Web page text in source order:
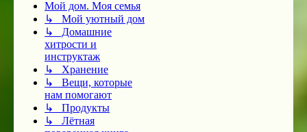
Мой дом. Моя семья
↳ Мой уютный дом
↳ Домашние
хитрости и
инструктаж
↳ Хранение
↳ Вещи, которые
нам помогают
↳ Продукты
↳ Лётная